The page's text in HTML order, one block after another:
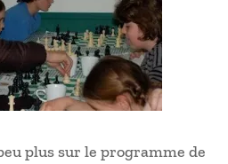
plus sur le programme de